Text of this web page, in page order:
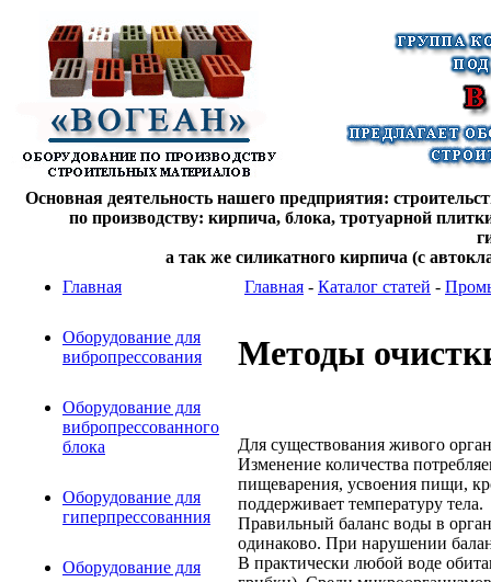
Основная деятельность нашего предприятия:
по производству: кирпича, блока, тротуарной
а так же силикатного кирпича (с
Главная
Оборудование для
вибропрессования
Оборудование для
вибропрессованного
блока
Оборудование для
гиперпрессованния
Оборудование для
Главная - Каталог статей -
Методы
Для существования живого
Изменение количества
пищеварения, усвоения пищи,
поддерживает температуру тела.
Правильный баланс воды в
одинаково. При нарушении
В практически любой воде